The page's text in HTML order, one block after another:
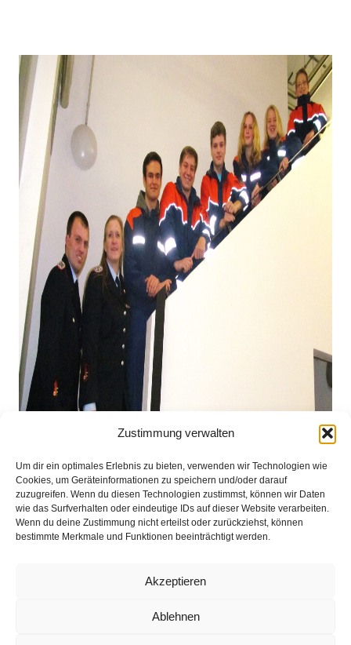
Zustimmung verwalten
Um dir ein optimales Erlebnis zu bieten, verwenden wir Technologien wie
Cookies, um Geräteinformationen zu speichern und/oder darauf
zuzugreifen. Wenn du diesen Technologien zustimmst, können wir Daten
wie das Surfverhalten oder eindeutige IDs auf dieser Website verarbeiten.
Wenn du deine Zustimmung nicht erteilst oder zurückziehst, können
bestimmte Merkmale und Funktionen beeinträchtigt werden.
Akzeptieren
Ablehnen
v.l.: Stv Jugendfeuerwehrwart Nils Lüßen,